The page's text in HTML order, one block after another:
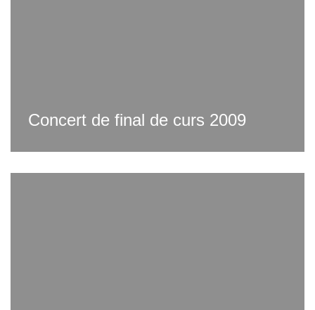
Concert de final de curs 2009